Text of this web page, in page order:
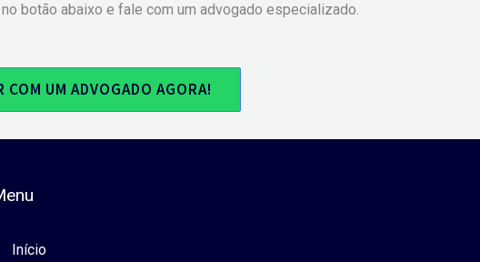
botão abaixo e fale com um advogado especializado.
COM UM ADVOGADO AGORA!
Início